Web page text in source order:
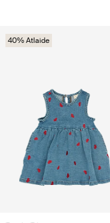
40% Atlaide